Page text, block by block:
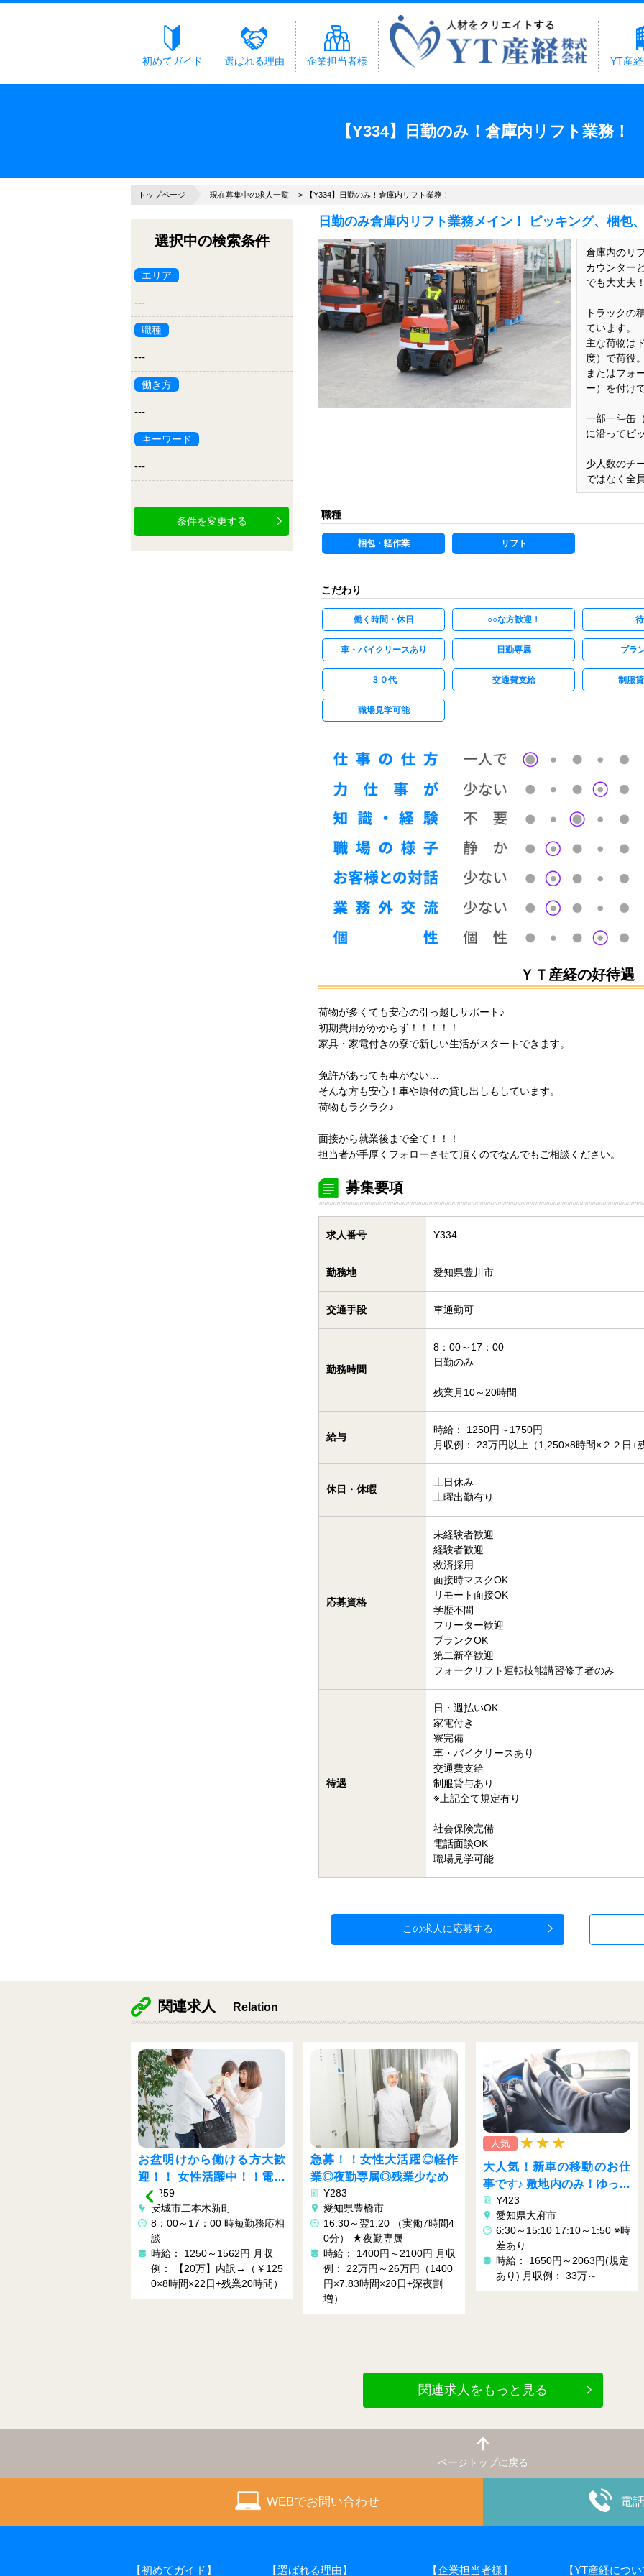
初めてガイド 選ばれる理由 企業担当者様 YT産
【Y334】日勤のみ！倉庫内リフト業務！
トップページ 現在募集中の求人一覧 【Y334】日勤のみ！倉庫内リフト業務！
選択中の検索条件
エリア
---
職種
---
働き方
---
キーワード
---
条件を変更する
日勤のみ倉庫内リフト業務メイン！ ピッキング、梱包
倉庫内のリ
カウンター
でも大丈夫
トラックの
ています。
主な荷物は
度）で荷役。
またはフォ
ー）を付け
一部一斗缶
に沿ってピ
少人数のチ
ではなく全
職種
梱包・軽作業 リフト
こだわり
働く時間・休日 ○○な方歓迎！
車・バイクリースあり 日勤専属 ブラ
３０代 交通費支給 制服
職場見学可能
ＹＴ産経の好待遇
荷物が多くても安心の引っ越しサポート♪
初期費用がかからず！！！！！
家具・家電付きの寮で新しい生活がスタートできます。
免許があっても車がない…
そんな方も安心！車や原付の貸し出しもしています。
荷物もラクラク♪
面接から就業後まで全て！！！
担当者が手厚くフォローさせて頂くのでなんでもご相談ください。
募集要項
求人番号 Y334
勤務地 愛知県豊川市
交通手段 車通勤可
勤務時間
8：00～17：00
日勤のみ
残業月10～20時間
給与
時給： 1250円～1750円
月収例： 23万円以上（1,250×8時間×２２日+
休日・休暇
土日休み
土曜出勤有り
応募資格
未経験者歓迎
経験者歓迎
救済採用
面接時マスクOK
リモート面接OK
学歴不問
フリーター歓迎
ブランクOK
第二新卒歓迎
フォークリフト運転技能講習修了者のみ
待遇
日・週払いOK
家電付き
寮完備
車・バイクリースあり
交通費支給
制服貸与あり
※上記全て規定有り
社会保険完備
電話面談OK
職場見学可能
この求人に応募する
関連求人 Relation
急募！！女性大活躍◎軽作
業◎夜勤専属◎残業少なめ
Y283
愛知県豊橋市
16:30～翌1:20 （実働7時間4
0分） ★夜勤専属
時給： 1400円～2100円月収
例： 22万円～26万円（1400
円×7.83時間×20日+深夜割
人気
大人気！新車の移動のお仕
事です♪ 敷地内のみ！ゆっく
り運転でOKです♪
Y423
愛知県大府市
6:30～15:10 17:10～1:50 ※時
差あり
時給： 1650円～2063円(規定
あり)月収例： 33万～
激レア！時短勤務で高時
給！ 6時間勤務でなんと時給
１５５０円！
Y432
愛知県岡崎市
9：00 ～ 16：00 休憩時間：
60分
時給： ￥1550～￥1938 月収
例： 19万円（1550円×6時間
×20日＋残業手当）
関連求人をもっと見る
ページトップに戻る
WEBでお問い合わせ 電
【初めてガイド】 【選ばれる理由】 【企業担当者様】 【YT産経につい